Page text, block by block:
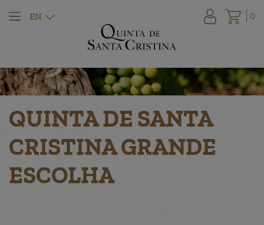
EN 0
QUINTA DE SANTA
CRISTINA GRANDE
ESCOLHA